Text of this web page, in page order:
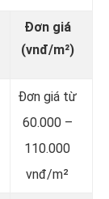
Đơn giá
(vnđ/m²)
Đơn giá từ
60.000 –
110.000
vnđ/m²